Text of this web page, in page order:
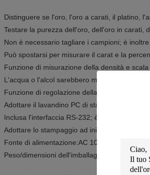
Distinguere se l'oro, l'oro a carati, il platino,
Testare la purezza dell'oro, dell'oro in carati,
Non è necessario tagliare i campioni; è
Può spostarsi per misurare il carat e la
Funzione di misurazione della densità e
L'acqua o l'alcol sarebbero medi.
Funzione di regolazione della temperatura
Adottare il lavandino PC di stampaggio a
Inclusa l'interfaccia RS-232; è conveniente
Adottare lo stampaggio ad iniezione, scudo
Fonte di alimentazione:AC 100V-240V;50HZ/
Peso/dimensioni dell'imballaggio:4.5kg/